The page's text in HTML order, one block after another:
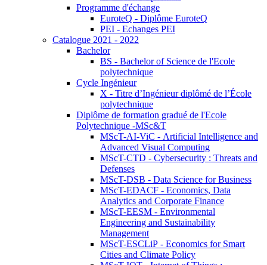
Programme d'échange
EuroteQ - Diplôme EuroteQ
PEI - Echanges PEI
Catalogue 2021 - 2022
Bachelor
BS - Bachelor of Science de l'Ecole
polytechnique
Cycle Ingénieur
X - Titre d’Ingénieur diplômé de l’École
polytechnique
Diplôme de formation gradué de l'Ecole
Polytechnique -MSc&T
MScT-AI-ViC - Artificial Intelligence and
Advanced Visual Computing
MScT-CTD - Cybersecurity : Threats and
Defenses
MScT-DSB - Data Science for Business
MScT-EDACF - Economics, Data
Analytics and Corporate Finance
MScT-EESM - Environmental
Engineering and Sustainability
Management
MScT-ESCLiP - Economics for Smart
Cities and Climate Policy